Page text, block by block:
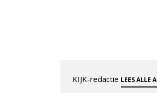
KIJK-redactie LEES ALLE